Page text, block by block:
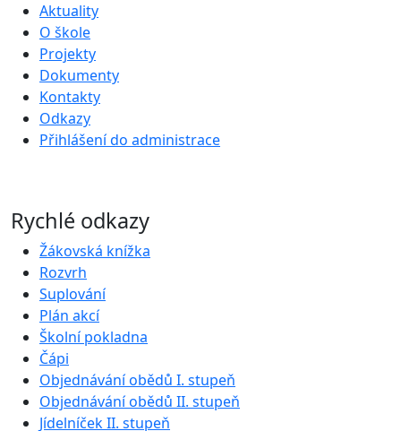
Aktuality
O škole
Projekty
Dokumenty
Kontakty
Odkazy
Přihlášení do administrace
Rychlé odkazy
Žákovská knížka
Rozvrh
Suplování
Plán akcí
Školní pokladna
Čápi
Objednávání obědů I. stupeň
Objednávání obědů II. stupeň
Jídelníček II. stupeň